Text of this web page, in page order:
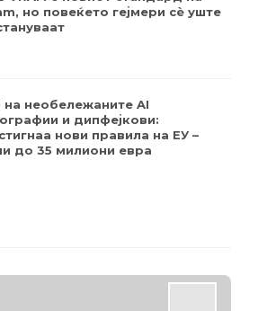
но повеќето гејмери ​​сè уште
на необележаните AI
и дипфејкови:
нови правила на ЕУ –
до 35 милиони евра